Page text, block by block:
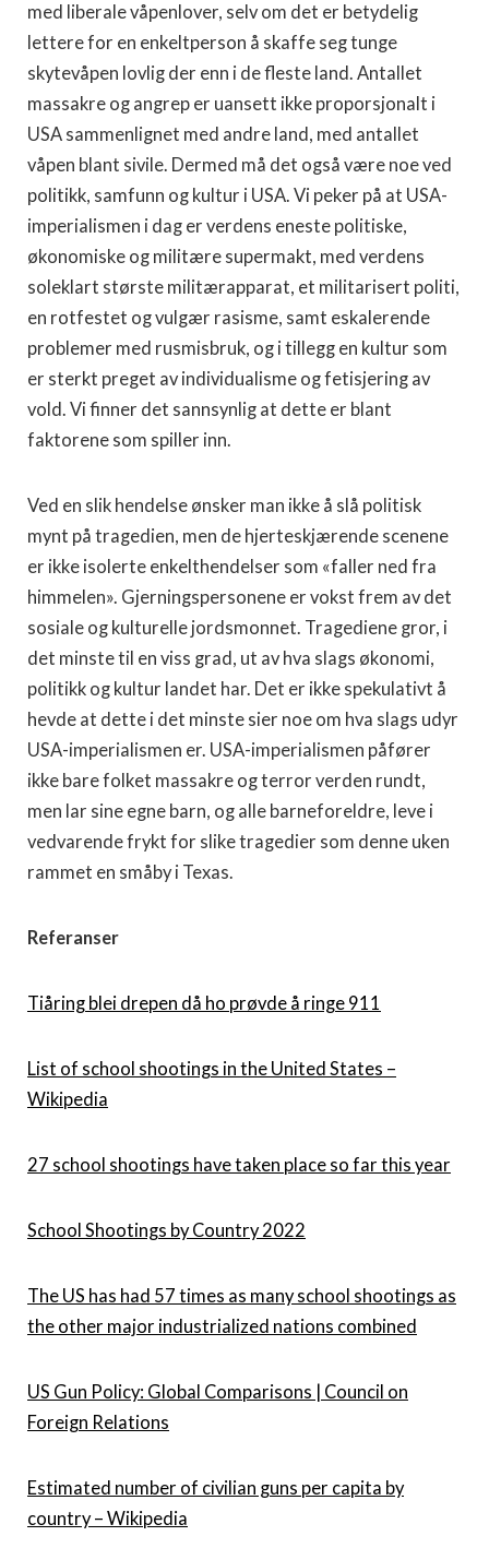
med liberale våpenlover, selv om det er betydelig
lettere for en enkeltperson å skaffe seg tunge
skytevåpen lovlig der enn i de fleste land. Antallet
massakre og angrep er uansett ikke proporsjonalt i
USA sammenlignet med andre land, med antallet
våpen blant sivile. Dermed må det også være noe ved
politikk, samfunn og kultur i USA. Vi peker på at USA-
imperialismen i dag er verdens eneste politiske,
økonomiske og militære supermakt, med verdens
soleklart største militærapparat, et militarisert politi,
en rotfestet og vulgær rasisme, samt eskalerende
problemer med rusmisbruk, og i tillegg en kultur som
er sterkt preget av individualisme og fetisjering av
vold. Vi finner det sannsynlig at dette er blant
faktorene som spiller inn.
Ved en slik hendelse ønsker man ikke å slå politisk
mynt på tragedien, men de hjerteskjærende scenene
er ikke isolerte enkelthendelser som «faller ned fra
himmelen». Gjerningspersonene er vokst frem av det
sosiale og kulturelle jordsmonnet. Tragediene gror, i
det minste til en viss grad, ut av hva slags økonomi,
politikk og kultur landet har. Det er ikke spekulativt å
hevde at dette i det minste sier noe om hva slags udyr
USA-imperialismen er. USA-imperialismen påfører
ikke bare folket massakre og terror verden rundt,
men lar sine egne barn, og alle barneforeldre, leve i
vedvarende frykt for slike tragedier som denne uken
rammet en småby i Texas.
Referanser
Tiåring blei drepen då ho prøvde å ringe 911
List of school shootings in the United States –
Wikipedia
27 school shootings have taken place so far this year
School Shootings by Country 2022
The US has had 57 times as many school shootings as
the other major industrialized nations combined
US Gun Policy: Global Comparisons | Council on
Foreign Relations
Estimated number of civilian guns per capita by
country – Wikipedia